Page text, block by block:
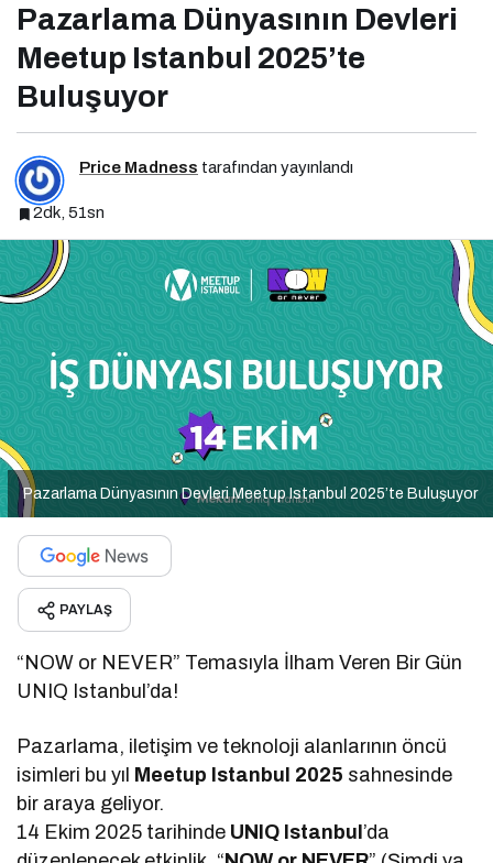
Pazarlama Dünyasının Devleri
Meetup Istanbul 2025’te
Buluşuyor
Price Madness tarafından yayınlandı
2dk, 51sn
Pazarlama Dünyasının Devleri Meetup Istanbul 2025’te Buluşuyor
PAYLAŞ
“NOW or NEVER” Temasıyla İlham Veren Bir Gün
UNIQ Istanbul’da!
Pazarlama, iletişim ve teknoloji alanlarının öncü
isimleri bu yıl Meetup Istanbul 2025 sahnesinde
bir araya geliyor.
14 Ekim 2025 tarihinde UNIQ Istanbul’da